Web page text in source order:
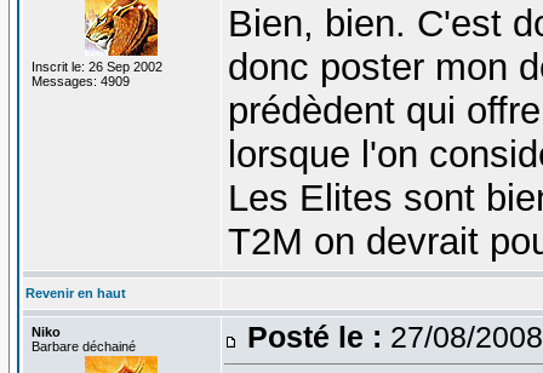
Inscrit le: 26 Sep 2002
Messages: 4909
Bien, bien. C'est
donc poster mon
prédèdent qui
lorsque l'on
Les Elites sont
T2M on devrait
Revenir en haut
Niko
Barbare déchainé
Posté le : 27/08/